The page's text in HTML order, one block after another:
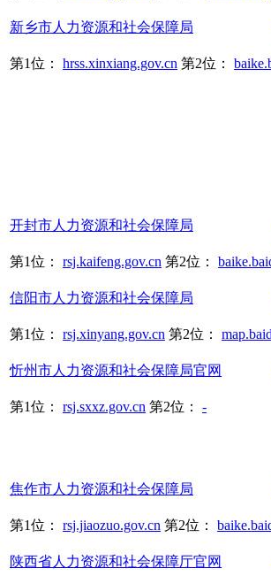
新乡市人力资源和社会保障局
第1位： hrss.xinxiang.gov.cn 第2位：
开封市人力资源和社会保障局
第1位： rsj.kaifeng.gov.cn 第2位：
信阳市人力资源和社会保障局
第1位： rsj.xinyang.gov.cn 第2位：
忻州市人力资源和社会保障局官网
第1位： rsj.sxxz.gov.cn 第2位： -
焦作市人力资源和社会保障局
第1位： rsj.jiaozuo.gov.cn 第2位：
陕西省人力资源和社会保障厅官网